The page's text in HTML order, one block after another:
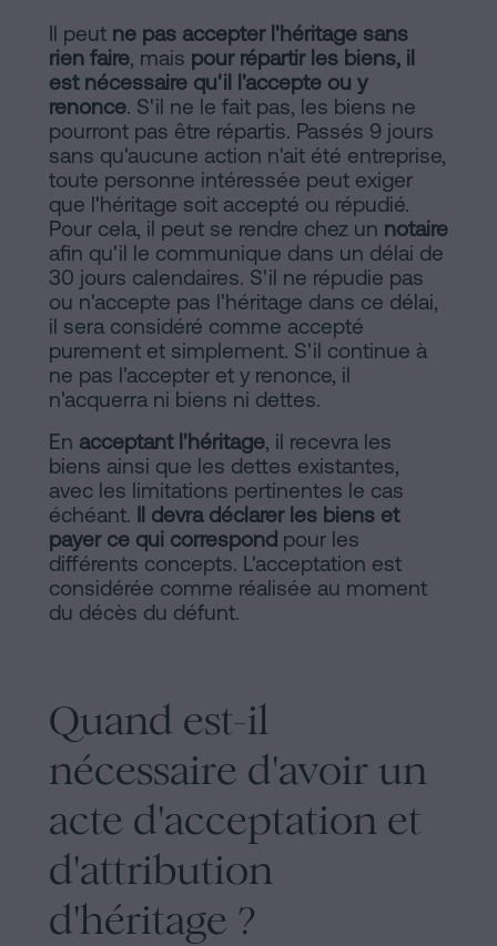
Il peut ne pas accepter l'héritage sans
rien faire, mais pour répartir les biens, il
est nécessaire qu'il l'accepte ou y
renonce. S'il ne le fait pas, les biens ne
pourront pas être répartis. Passés 9 jours
sans qu'aucune action n'ait été entreprise,
toute personne intéressée peut exiger
que l'héritage soit accepté ou répudié.
Pour cela, il peut se rendre chez un notaire
afin qu'il le communique dans un délai de
30 jours calendaires. S'il ne répudie pas
ou n'accepte pas l'héritage dans ce délai,
il sera considéré comme accepté
purement et simplement. S'il continue à
ne pas l'accepter et y renonce, il
n'acquerra ni biens ni dettes.
En acceptant l'héritage, il recevra les
biens ainsi que les dettes existantes,
avec les limitations pertinentes le cas
échéant. Il devra déclarer les biens et
payer ce qui correspond pour les
différents concepts. L'acceptation est
considérée comme réalisée au moment
du décès du défunt.
Quand est-il
nécessaire d'avoir un
acte d'acceptation et
d'attribution
d'héritage ?